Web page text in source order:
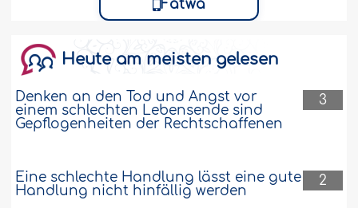
andauert. Soll ich warten, bis diese
gelbe Flüssigkeit verschwindet, und
soll ich die weiße Flüssigkeit..Weiter
Die Grenze des Bartes, ab der nicht rasiert
Was genau gehört zum Bart? Es gibt
nämlich Männer, die die Haare unter
Fatwâ
Heute am meisten gelesen
3
Denken an den Tod und Angst vor
einem schlechten Lebensende sind
Gepflogenheiten der Rechtschaffenen
2
Eine schlechte Handlung lässt eine gute
Handlung nicht hinfällig werden